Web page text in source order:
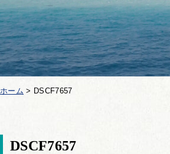
ホーム > DSCF7657
DSCF7657